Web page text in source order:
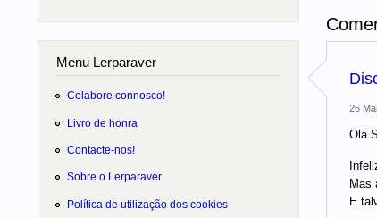
26
Olá
Mas
E
Menu Lerparaver
Colabore connosco!
Livro de honra
Contacte-nos!
Sobre o Lerparaver
Política de utilização dos cookies